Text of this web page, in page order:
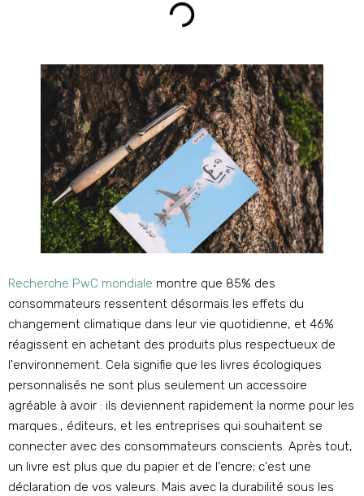
Recherche PwC mondiale montre que 85% des
consommateurs ressentent désormais les effets du
changement climatique dans leur vie quotidienne, et 46%
réagissent en achetant des produits plus respectueux de
l'environnement. Cela signifie que les livres écologiques
personnalisés ne sont plus seulement un accessoire
agréable à avoir : ils deviennent rapidement la norme pour les
marques., éditeurs, et les entreprises qui souhaitent se
connecter avec des consommateurs conscients. Après tout,
un livre est plus que du papier et de l'encre; c'est une
déclaration de vos valeurs. Mais avec la durabilité sous les